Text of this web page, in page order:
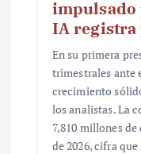
IA registra
En su primera
trimestrales ante
crecimiento
los analistas. La
7,810 millones
de 2026, cifra